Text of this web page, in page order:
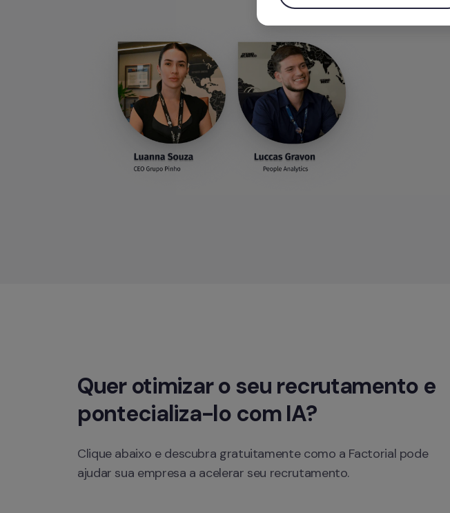
Quer otimizar o seu recrutamento e
pontecializa-lo com IA?
Clique abaixo e descubra gratuitamente como a Factorial pode
ajudar sua empresa a acelerar seu recrutamento.